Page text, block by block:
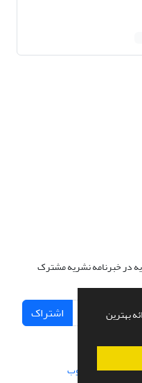
بهترین
در خبرنامه نشریه مشترک
اشتراک
سازی از سیناوب